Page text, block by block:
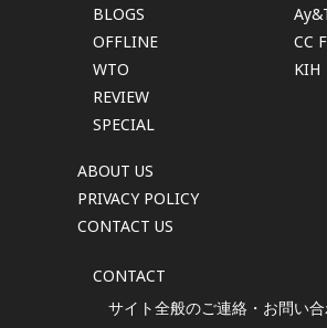
BLOGS
OFFLINE
WTO
REVIEW
SPECIAL
ABOUT US
PRIVACY POLICY
CONTACT US
CC
KIH
CONTACT
サイト全般のご連絡・お問い